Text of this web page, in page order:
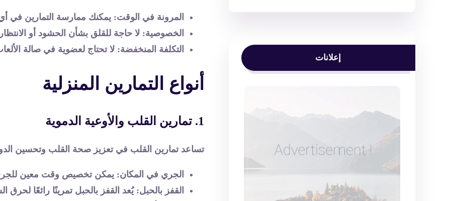
المرونة في الوقت: يمكنك ممارسة التمارين في
الخصوصية: لا حاجة للقلق بشأن الحشود أو
التكلفة المنخفضة: لا تحتاج لعضوية في صالة
أنواع التمارين المنزلية
1. تمارين القلب والأوعية الدموية
تساعد تمارين القلب في تعزيز صحة القلب وتحسين
الجري في المكان: يمكن تخصيص وقت معين للجري
القفز بالحبل: يُعد القفز بالحبل تمرينًا رائعًا لحرق
إعلانات